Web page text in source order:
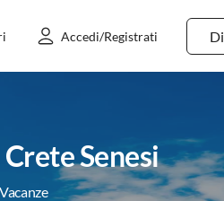
Accedi/Registrati
Senesi